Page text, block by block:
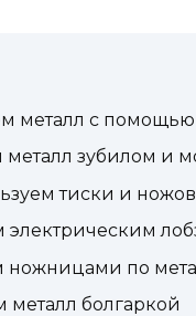
металл с
зубилом и
тиски и
ножницами по
металл болгаркой